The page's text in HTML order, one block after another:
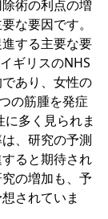
術の利点の増
な要因です。
する主要な要
ギリスのNHS
あり、女性の
の筋腫を発症
多く見られま
、研究の予測
ると期待され
の増加も、予
されていま